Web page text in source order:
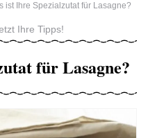
ist Ihre Spezialzutat für Lasagne?
Ihre Tipps!
für Lasagne?